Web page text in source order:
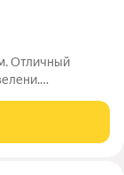
Отличный